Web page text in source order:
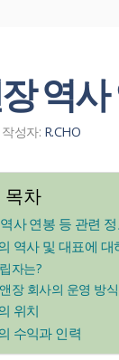
역
작성자: R.CHO
목차
사 연봉 등 관련
역사 및 대표에 대
자는?
장 회사의 운영 방식
위치
수익과 인력